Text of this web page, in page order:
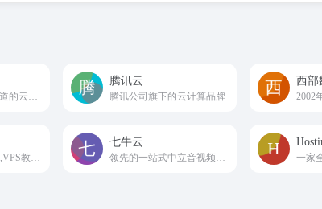
腾讯云
腾讯公司旗下的云计算品牌
西部
七牛云